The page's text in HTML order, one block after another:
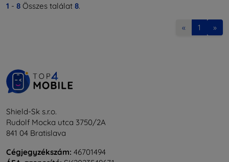
1 - 8 Összes találat 8.
« 1 »
Shield-Sk s.r.o.
Rudolf Mocka utca 3750/2A
841 04 Bratislava
Cégjegyzékszám: 46701494